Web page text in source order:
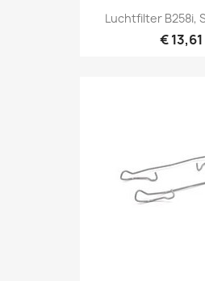
Luchtfilter B258i,
€ 13,61